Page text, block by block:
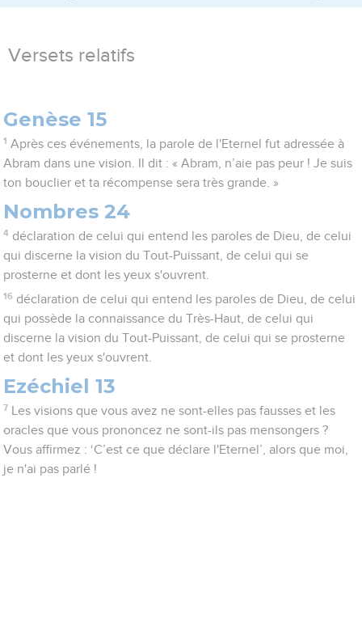
Versets relatifs
Genèse 15
1 Après ces événements, la parole de l'Eternel fut adressée à
Abram dans une vision. Il dit : « Abram, n’aie pas peur ! Je suis
ton bouclier et ta récompense sera très grande. »
Nombres 24
4 déclaration de celui qui entend les paroles de Dieu, de celui
qui discerne la vision du Tout-Puissant, de celui qui se
prosterne et dont les yeux s'ouvrent.
16 déclaration de celui qui entend les paroles de Dieu, de celui
qui possède la connaissance du Très-Haut, de celui qui
discerne la vision du Tout-Puissant, de celui qui se prosterne
et dont les yeux s'ouvrent.
Ezéchiel 13
7
Les visions que vous avez ne sont-elles pas fausses et les
oracles que vous prononcez ne sont-ils pas mensongers ?
Vous affirmez : ‘C’est ce que déclare l'Eternel’, alors que moi,
je n'ai pas parlé !